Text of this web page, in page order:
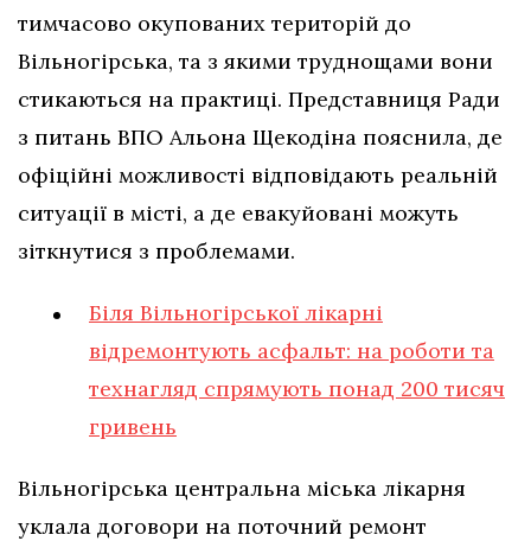
тимчасово окупованих територій до
Вільногірська, та з якими труднощами вони
стикаються на практиці. Представниця Ради
з питань ВПО Альона Щекодіна пояснила, де
офіційні можливості відповідають реальній
ситуації в місті, а де евакуйовані можуть
зіткнутися з проблемами.
Біля Вільногірської лікарні
відремонтують асфальт: на роботи та
технагляд спрямують понад 200 тисяч
гривень
Вільногірська центральна міська лікарня
уклала договори на поточний ремонт